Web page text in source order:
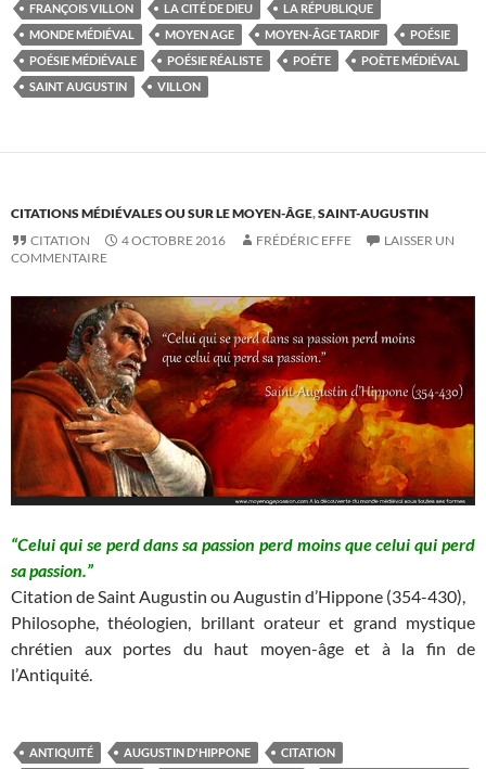
FRANÇOIS VILLON
LA CITÉ DE DIEU
LA RÉPUBLIQUE
MONDE MÉDIÉVAL
MOYEN AGE MOYEN-ÂGE TARDIF
POÉSIE
POÉSIE MÉDIÉVALE
POÉSIE RÉALISTE POÉTE
POÈTE MÉDIÉVAL
SAINT AUGUSTIN
VILLON
CITATIONS MÉDIÉVALES OU SUR LE MOYEN-ÂGE,SAINT-AUGUSTIN
CITATION
4 OCTOBRE 2016 FRÉDÉRIC EFFE
LAISSER UN
COMMENTAIRE
“Celui qui se perd dans sa passion perd moins que celui qui perd
sa passion.”
Citation de Saint Augustin ou Augustin d’Hippone (354-430),
Philosophe, théologien, brillant orateur et grand mystique
chrétien aux portes du haut moyen-âge et à la fin de
l’Antiquité.
ANTIQUITÉ AUGUSTIN D'HIPPONE
CITATION